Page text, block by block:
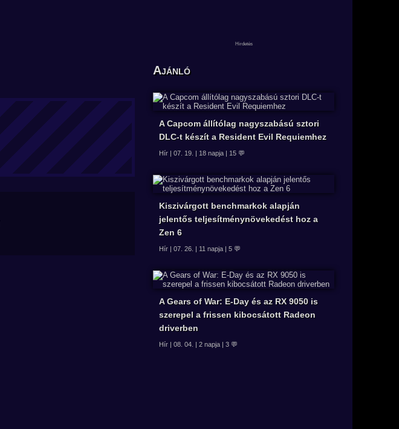
Ajánló
A Capcom állítólag nagyszabású sztori
DLC-t készít a Resident Evil Requiemhez
Hír | 07. 19. | 18 napja | 15 💬
Kiszivárgott benchmarkok alapján
jelentős teljesítménynövekedést hoz a
Zen 6
Hír | 07. 26. | 11 napja | 5 💬
A Gears of War: E-Day és az RX 9050 is
szerepel a frissen kibocsátott Radeon
driverben
Hír | 08. 04. | 2 napja | 3 💬